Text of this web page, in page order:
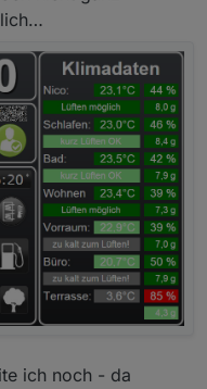
ich noch - da